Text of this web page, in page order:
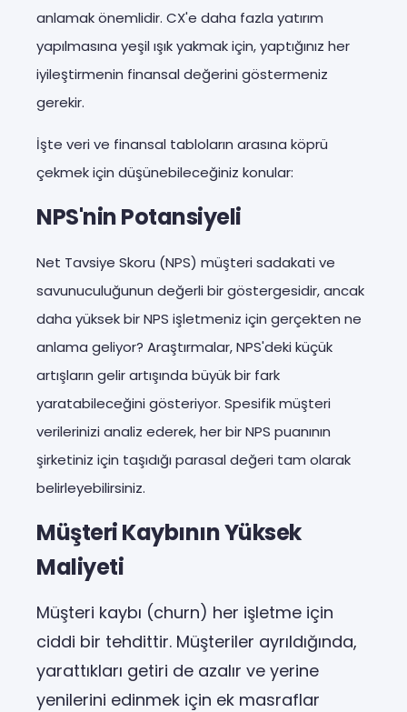
anlamak önemlidir. CX'e daha fazla yatırım
yapılmasına yeşil ışık yakmak için, yaptığınız her
iyileştirmenin finansal değerini göstermeniz
gerekir.
İşte veri ve finansal tabloların arasına köprü
çekmek için düşünebileceğiniz konular:
NPS'nin Potansiyeli
Net Tavsiye Skoru (NPS) müşteri sadakati ve
savunuculuğunun değerli bir göstergesidir, ancak
daha yüksek bir NPS işletmeniz için gerçekten ne
anlama geliyor? Araştırmalar, NPS'deki küçük
artışların gelir artışında büyük bir fark
yaratabileceğini gösteriyor. Spesifik müşteri
verilerinizi analiz ederek, her bir NPS puanının
şirketiniz için taşıdığı parasal değeri tam olarak
belirleyebilirsiniz.
Müşteri Kaybının Yüksek
Maliyeti
Müşteri kaybı (churn) her işletme için
ciddi bir tehdittir. Müşteriler ayrıldığında,
yarattıkları getiri de azalır ve yerine
yenilerini edinmek için ek masraflar